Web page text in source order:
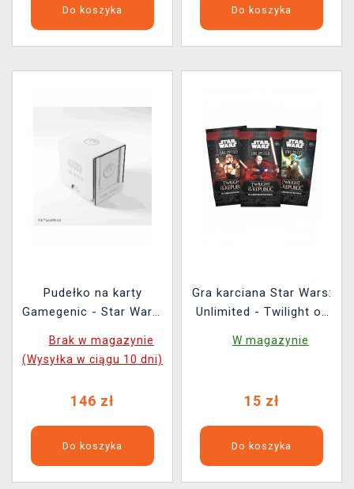
Do koszyka Do koszyka
Pudełko na karty
Gamegenic - Star Wars:
Deck Pod White/Black
Brak w magazynie
(Wysyłka w ciągu 10 dni)
146 zł
Do koszyka
Gra karciana Star Wars:
Unlimited - Twilight of
(16 kart)
W magazynie
15 zł
Do koszyka